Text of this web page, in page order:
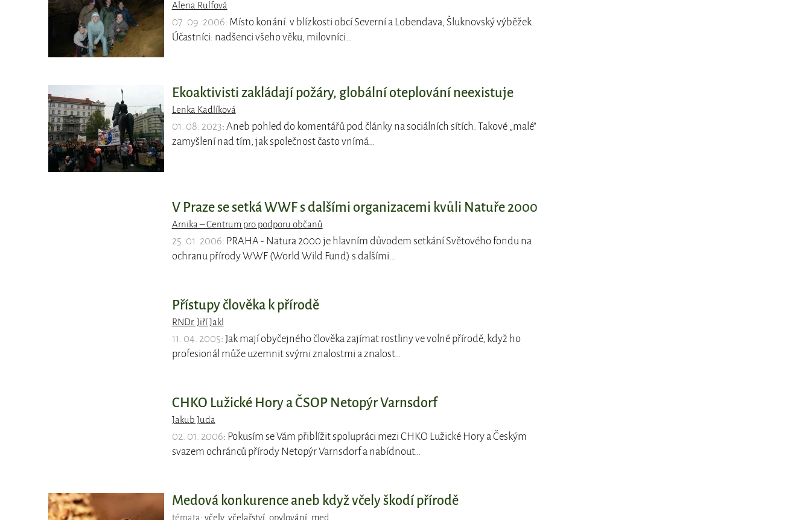
Alena Rulfová
07. 09. 2006: Místo konání: v blízkosti obcí Severní a Lobendava; Šluknovský výběžek.
Účastníci: nadšenci všeho věku, milovníci…
Ekoaktivisti zakládají požáry, globální oteplování neexistuje
Lenka Kadlíková
01. 08. 2023: Aneb pohled do komentářů pod články na sociálních sítích. Takové „malé“
zamyšlení nad tím, jak společnost často vnímá…
V Praze se setká WWF s dalšími organizacemi kvůli Natuře 2000
Arnika – Centrum pro podporu občanů
25. 01. 2006: PRAHA - Natura 2000 je hlavním důvodem setkání Světového fondu na
ochranu přírody WWF (World Wild Fund) s dalšími…
Přístupy člověka k přírodě
RNDr. Jiří Jakl
11. 04. 2005: Jak mají obyčejného člověka zajímat rostliny ve volné přírodě, když ho
profesionál může uzemnit svými znalostmi a znalost…
CHKO Lužické Hory a ČSOP Netopýr Varnsdorf
Jakub Juda
02. 01. 2006: Pokusím se Vám přiblížit spolupráci mezi CHKO Lužické Hory a Českým
svazem ochránců přírody Netopýr Varnsdorf a nabídnout…
Medová konkurence aneb když včely škodí přírodě
témata: včely, včelařství, opylování, med